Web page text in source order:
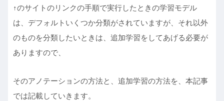
↑のサイトのリンクの手順で実行したときの学習モデル
は、デフォルトいくつか分類がされていますが、それ以外
のものを分類したいときは、追加学習をしてあげる必要が
ありますので、
そのアノテーションの方法と、追加学習の方法を、本記事
では記載していきます。